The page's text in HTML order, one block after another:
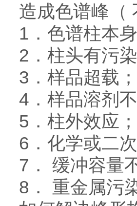
造成色谱峰
1．色谱柱本
2．柱头有污
3．样品超载；
4．样品溶剂
5．柱外效应；
6．化学或二
7． 缓冲容量
8． 重金属污